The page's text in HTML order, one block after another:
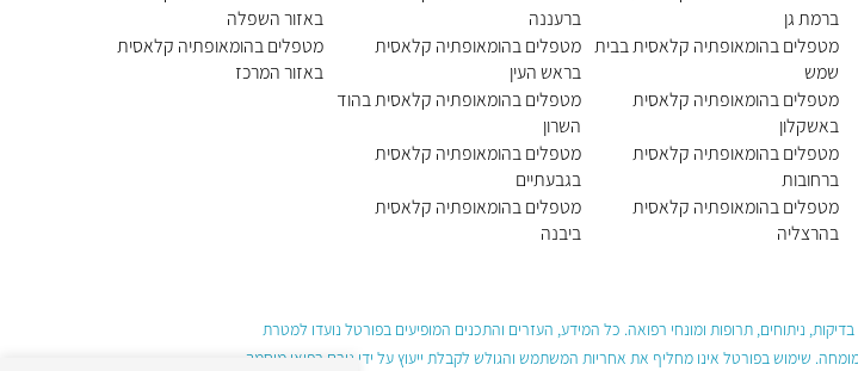
ברמת גן
מטפלים בהומאופתיה קלאסית בבית
שמש
מטפלים בהומאופתיה קלאסית
באשקלון
מטפלים בהומאופתיה קלאסית
ברחובות
מטפלים בהומאופתיה קלאסית
בהרצליה
ברעננה
מטפלים בהומאופתיה קלאסית
בראש העין
מטפלים בהומאופתיה קלאסית בהוד
השרון
מטפלים בהומאופתיה קלאסית
בגבעתיים
מטפלים בהומאופתיה קלאסית
ביבנה
באזור השפלה
מטפלים בהומאופתיה קלאסית
באזור המרכז
ניתוחים, תרופות ומונחי רפואה. כל המידע, העזרים והתכנים המופיעים בפורטל נועדו למטרת
שימוש בפורטל אינו מחליף את אחריות המשתמש והגולש לקבלת ייעוץ על ידי גורם רפואי מוסמך